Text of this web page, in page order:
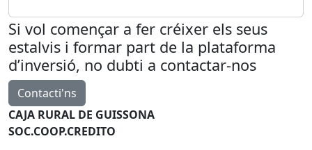
Si vol començar a fer créixer els seus
estalvis i formar part de la plataforma
d’inversió, no dubti a contactar-nos
Contacti'ns
CAJA RURAL DE GUISSONA
SOC.COOP.CREDITO